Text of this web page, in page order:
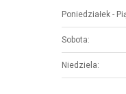
Poniedziałek -
Sobota:
Niedziela: